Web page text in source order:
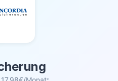
*